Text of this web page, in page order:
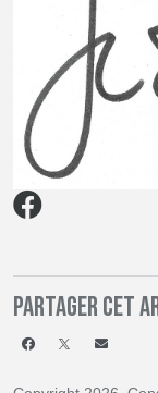
Partager cet